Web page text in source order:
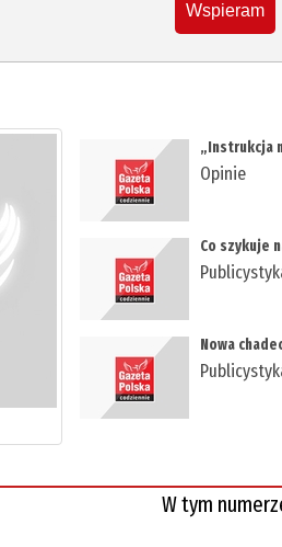
Wspieram
„Instrukcja
Opinie
Co szykuje
Nowa
W tym